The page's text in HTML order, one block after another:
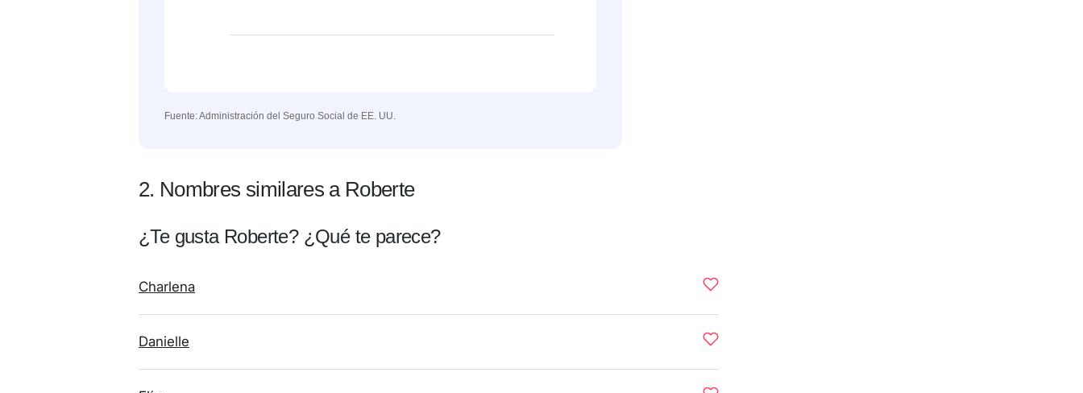
Fuente: Administración del Seguro Social de EE. UU.
2. Nombres similares a Roberte
¿Te gusta Roberte? ¿Qué te parece?
Charlena
Danielle